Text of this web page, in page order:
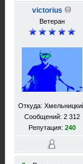
victorius
Ветеран
Откуда:
Сообщений: 2 312
Репутация: 240